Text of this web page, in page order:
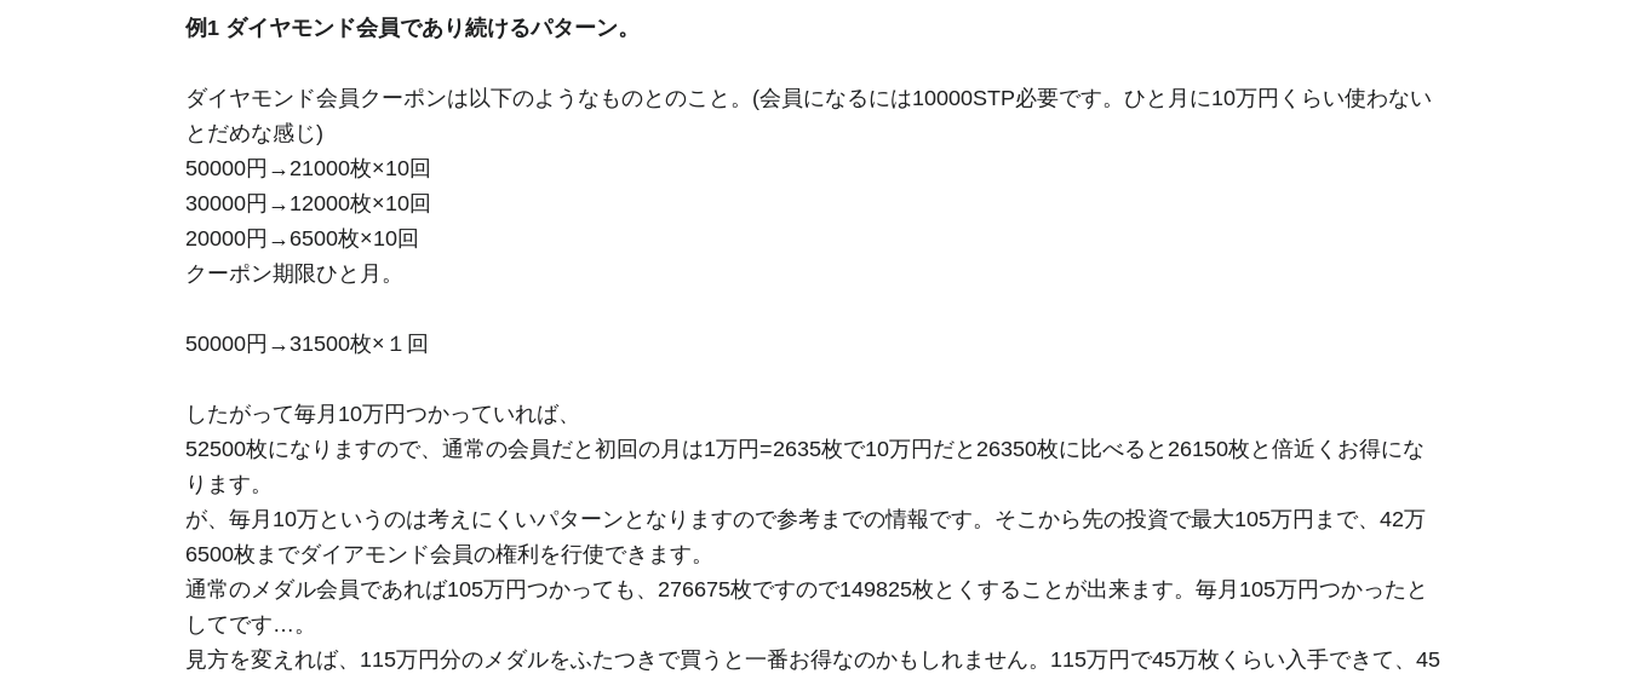
例1 ダイヤモンド会員であり続けるパターン。
ダイヤモンド会員クーポンは以下のようなものとのこと。(会員になるには10000STP必要です。ひと月に10万円くらい使わない
とだめな感じ)
50000円→21000枚×10回
30000円→12000枚×10回
20000円→6500枚×10回
クーポン期限ひと月。
50000円→31500枚×１回
したがって毎月10万円つかっていれば、
52500枚になりますので、通常の会員だと初回の月は1万円=2635枚で10万円だと26350枚に比べると26150枚と倍近くお得にな
ります。
が、毎月10万というのは考えにくいパターンとなりますので参考までの情報です。そこから先の投資で最大105万円まで、42万
6500枚までダイアモンド会員の権利を行使できます。
通常のメダル会員であれば105万円つかっても、276675枚ですので149825枚とくすることが出来ます。毎月105万円つかったと
してです…。
見方を変えれば、115万円分のメダルをふたつきで買うと一番お得なのかもしれません。115万円で45万枚くらい入手できて、45